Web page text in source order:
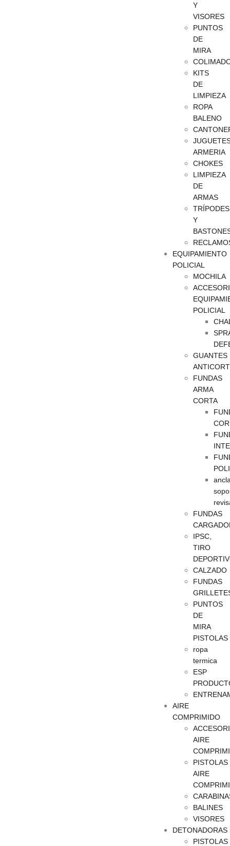
Y
VISORES
PUNTOS
DE
MIRA
KITS
DE
LIMPIEZA
ROPA
BALENO
ARMERIA
CHOKES
LIMPIEZA
DE
ARMAS
TRÍPODES
Y
EQUIPAMIENTO
POLICIAL
MOCHILA
POLICIAL
GUANTES
FUNDAS
ARMA
CORTA
FUNDAS
IPSC,
TIRO
CALZADO
FUNDAS
PUNTOS
DE
MIRA
PISTOLAS
ropa
termica
ESP
AIRE
COMPRIMIDO
AIRE
PISTOLAS
AIRE
BALINES
VISORES
DETONADORAS
PISTOLAS